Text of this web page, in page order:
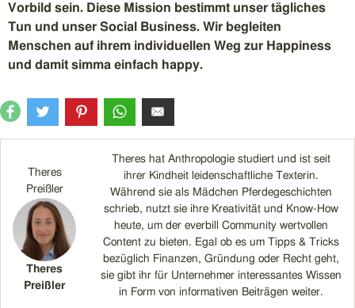
Vorbild sein. Diese Mission bestimmt unser tägliches
Tun und unser Social Business. Wir begleiten
Menschen auf ihrem individuellen Weg zur Happiness
und damit simma einfach happy.
Theres
Preißler
Theres
Preißler
Theres hat Anthropologie studiert und ist seit
ihrer Kindheit leidenschaftliche Texterin.
Während sie als Mädchen Pferdegeschichten
schrieb, nutzt sie ihre Kreativität und Know-How
heute, um der everbill Community wertvollen
Content zu bieten. Egal ob es um Tipps & Tricks
bezüglich Finanzen, Gründung oder Recht geht,
sie gibt ihr für Unternehmer interessantes Wissen
in Form von informativen Beiträgen weiter.